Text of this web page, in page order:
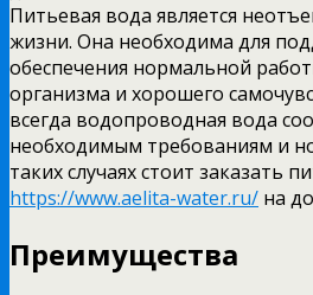
Питьевая вода является
жизни. Она необходима для
обеспечения нормальной
организма и хорошего
всегда водопроводная вода
необходимым требованиям и
таких случаях стоит заказать
https://www.aelita-water.ru/ на
Преимущества